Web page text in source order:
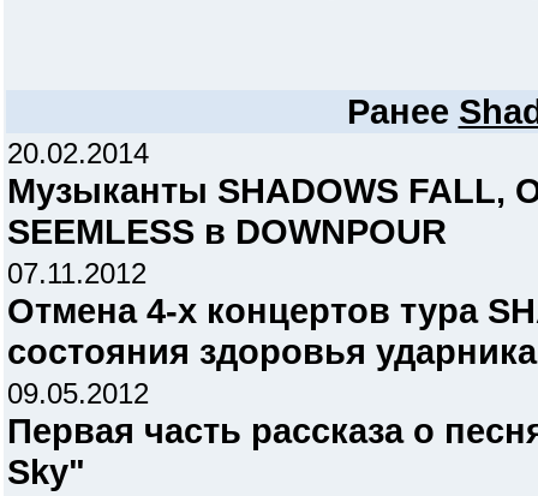
Ранее
20.02.2014
Музыканты SHADOWS FALL,
SEEMLESS в DOWNPOUR
07.11.2012
Отмена 4-х концертов тура
состояния здоровья ударника
09.05.2012
Первая часть рассказа о
Sky"